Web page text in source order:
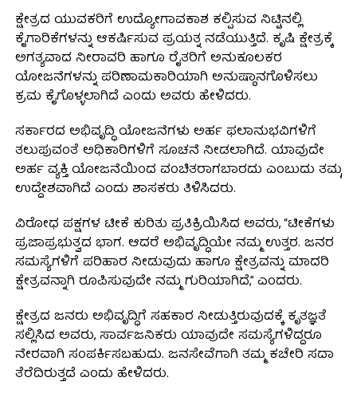
ಕ್ಷೇತ್ರದ ಯುವಕರಿಗೆ ಉದ್ಯೋಗಾವಕಾಶ ಕಲ್ಪಿಸುವ ನಿಟ್ಟಿನಲ್ಲಿ
ಕೈಗಾರಿಕೆಗಳನ್ನು ಆಕರ್ಷಿಸುವ ಪ್ರಯತ್ನ ನಡೆಯುತ್ತಿದೆ. ಕೃಷಿ ಕ್ಷೇತ್ರಕ್ಕೆ
ಅಗತ್ಯವಾದ ನೀರಾವರಿ ಹಾಗೂ ರೈತರಿಗೆ ಅನುಕೂಲಕರ
ಯೋಜನೆಗಳನ್ನು ಪರಿಣಾಮಕಾರಿಯಾಗಿ ಅನುಷ್ಠಾನಗೊಳಿಸಲು
ಕ್ರಮ ಕೈಗೊಳ್ಳಲಾಗಿದೆ ಎಂದು ಅವರು ಹೇಳಿದರು.
ಸರ್ಕಾರದ ಅಭಿವೃದ್ಧಿ ಯೋಜನೆಗಳು ಅರ್ಹ ಫಲಾನುಭವಿಗಳಿಗೆ
ತಲುಪುವಂತೆ ಅಧಿಕಾರಿಗಳಿಗೆ ಸೂಚನೆ ನೀಡಲಾಗಿದೆ. ಯಾವುದೇ
ಅರ್ಹ ವ್ಯಕ್ತಿ ಯೋಜನೆಯಿಂದ ವಂಚಿತರಾಗಬಾರದು ಎಂಬುದು ತಮ್ಮ
ಉದ್ದೇಶವಾಗಿದೆ ಎಂದು ಶಾಸಕರು ತಿಳಿಸಿದರು.
ವಿರೋಧ ಪಕ್ಷಗಳ ಟೀಕೆ ಕುರಿತು ಪ್ರತಿಕ್ರಿಯಿಸಿದ ಅವರು, “ಟೀಕೆಗಳು
ಪ್ರಜಾಪ್ರಭುತ್ವದ ಭಾಗ. ಆದರೆ ಅಭಿವೃದ್ಧಿಯೇ ನಮ್ಮ ಉತ್ತರ. ಜನರ
ಸಮಸ್ಯೆಗಳಿಗೆ ಪರಿಹಾರ ನೀಡುವುದು ಹಾಗೂ ಕ್ಷೇತ್ರವನ್ನು ಮಾದರಿ
ಕ್ಷೇತ್ರವನ್ನಾಗಿ ರೂಪಿಸುವುದೇ ನಮ್ಮ ಗುರಿಯಾಗಿದೆ,” ಎಂದರು.
ಕ್ಷೇತ್ರದ ಜನರು ಅಭಿವೃದ್ಧಿಗೆ ಸಹಕಾರ ನೀಡುತ್ತಿರುವುದಕ್ಕೆ ಕೃತಜ್ಞತೆ
ಸಲ್ಲಿಸಿದ ಅವರು, ಸಾರ್ವಜನಿಕರು ಯಾವುದೇ ಸಮಸ್ಯೆಗಳಿದ್ದರೂ
ನೇರವಾಗಿ ಸಂಪರ್ಕಿಸಬಹುದು. ಜನಸೇವೆಗಾಗಿ ತಮ್ಮ ಕಚೇರಿ ಸದಾ
ತೆರೆದಿರುತ್ತದೆ ಎಂದು ಹೇಳಿದರು.